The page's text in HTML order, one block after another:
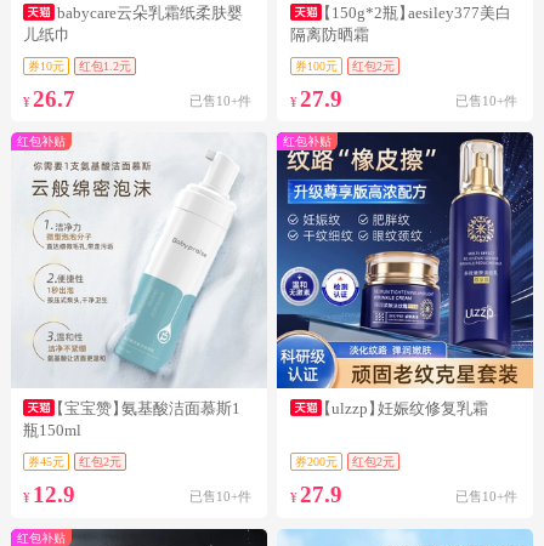
babycare云朵乳霜纸柔肤婴
儿纸巾
券10元 红包1.2元
¥ 26.7 已售10+件
【150g*2瓶】aesiley377美白
隔离防晒霜
券100元 红包2元
¥27.9 已售10+件
红包补贴
【宝宝赞】氨基酸洁面慕斯1
瓶150ml
券45元 红包2元
¥ 12.9 已售10+件
红包补贴
【ulzzp】妊娠纹修复乳霜
券200元 红包2元
¥27.9 已售10+件
红包补贴